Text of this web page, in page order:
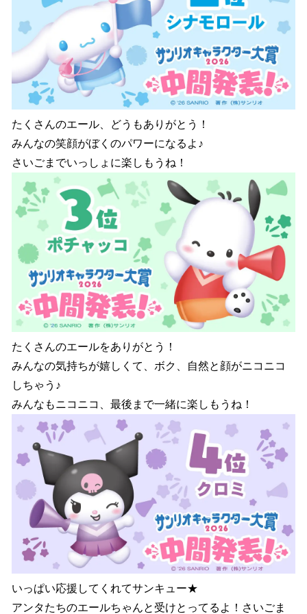
たくさんのエール、どうもありがとう！
みんなの笑顔がぼくのパワーになるよ♪
さいごまでいっしょに楽しもうね！
たくさんのエールをありがとう！
みんなの気持ちが嬉しくて、ボク、自然と顔がニコニコ
しちゃう♪
みんなもニコニコ、最後まで一緒に楽しもうね！
いっぱい応援してくれてサンキュー★
アンタたちのエールちゃんと受けとってるよ！さいごま